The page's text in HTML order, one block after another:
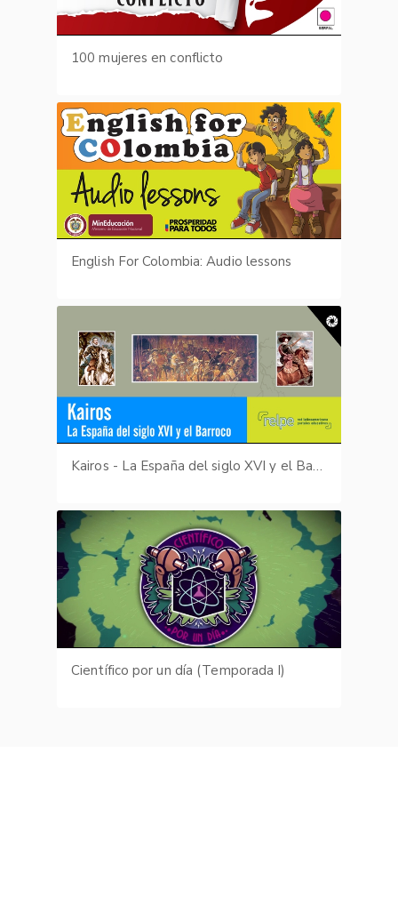
100 mujeres en conflicto
English For Colombia: Audio lessons
Kairos - La España del siglo XVI y el Barroco
Científico por un día (Temporada I)